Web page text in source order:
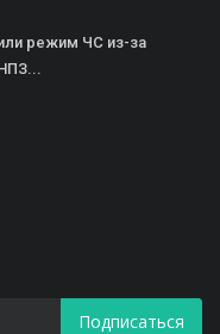
режим ЧС из-за
Подписаться